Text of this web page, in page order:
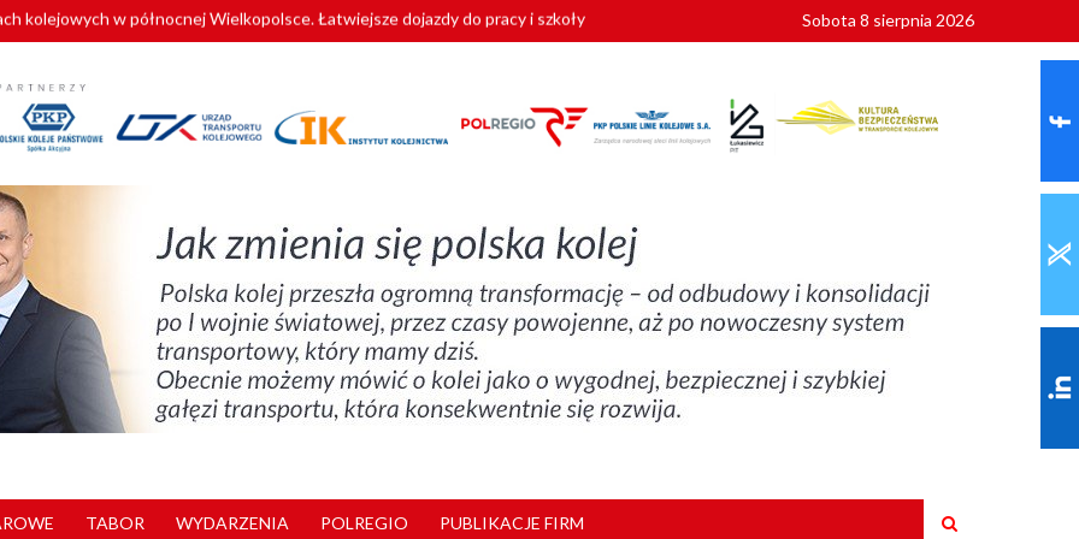
nowe standardy kategoryzacji dworców
Sobota 8 sierpnia 2026
TABOR WYDARZENIA POLREGIO PUBLIKACJE FIRM